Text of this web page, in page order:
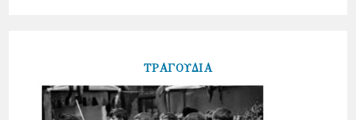
ΤΡΑΓΟΥΔΙΑ